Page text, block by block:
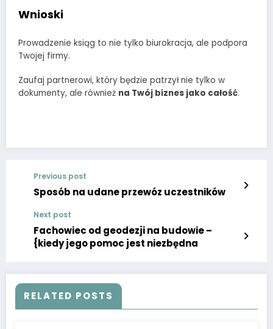
Wnioski
Prowadzenie ksiąg to nie tylko biurokracja, ale podpora
Twojej firmy.
Zaufaj partnerowi, który będzie patrzył nie tylko w
dokumenty, ale również na Twój biznes jako całość.
Previous post
Sposób na udane przewóz uczestników
Next post
Fachowiec od geodezji na budowie –
{kiedy jego pomoc jest niezbędna
RELATED POSTS